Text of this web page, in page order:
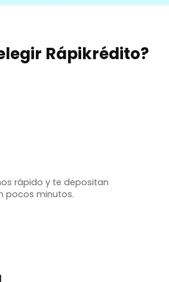
Rápikrédito?
rápido y te depositan
pocos minutos.